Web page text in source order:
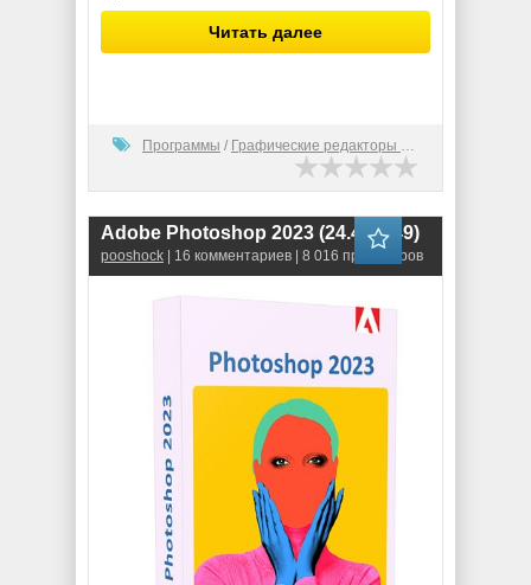
Читать далее
Программы / Графические редакторы (2D)
Adobe Photoshop 2023 (24.4.1.449)
pooshock | 16 комментариев | 8 016 просмотров